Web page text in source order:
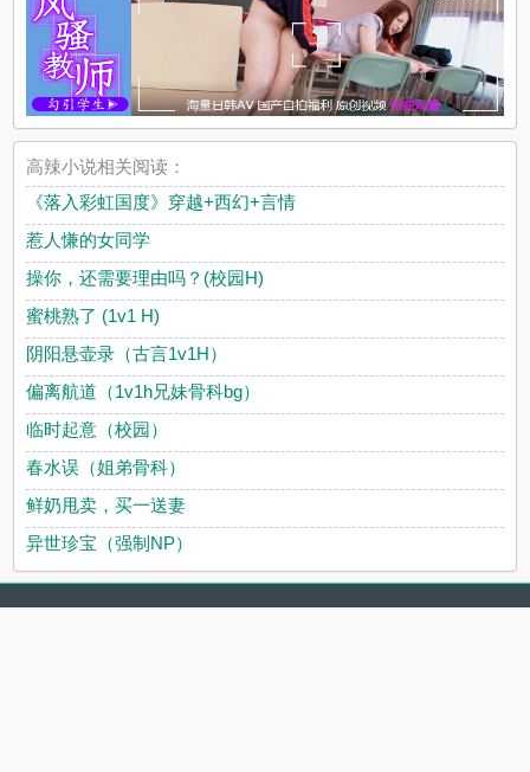
高辣小说相关阅读：
《落入彩虹国度》穿越+西幻+言情
惹人慊的女同学
操你，还需要理由吗？(校园H)
蜜桃熟了 (1v1 H)
阴阳悬壶录（古言1v1H）
偏离航道（1v1h兄妹骨科bg）
临时起意（校园）
春水误（姐弟骨科）
鲜奶甩卖，买一送妻
异世珍宝（强制NP）